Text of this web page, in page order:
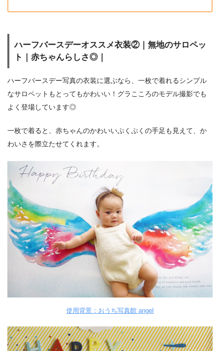
ハーフバースデーオススメ衣装②｜無地のサロペッ
ト｜赤ちゃんらしさ◎｜
ハーフバースデー写真の衣装に選ぶなら、一枚で着れるシンプル
なサロペットもとってもかわいい！グラこころのモデル撮影でも
よく登場しています◎
一枚で着ると、赤ちゃんのかわいいぷくぷくの手足も見えて、か
わいさを際立たせてくれます。
使用背景：おうち写真館 angel